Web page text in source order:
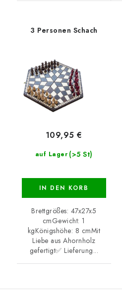
3 Personen Schach
auf Lager (>5 St)
109,95 €
IN DEN KORB
Brettgrößes: 47x27x5
cmGewicht: 1
kgKönigshöhe: 8 cmMit
Liebe aus Ahornholz
gefertigt✅ Lieferung...